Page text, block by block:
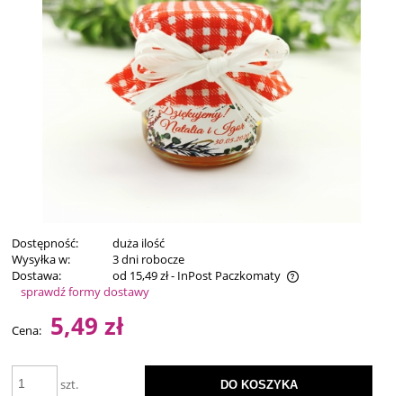
Dostępność:
duża ilość
Wysyłka w:
3 dni robocze
Dostawa:
od 15,49 zł- InPost Paczkomaty
Cena nie zawiera ewentualnych kosztów płatności
sprawdź formy dostawy
Cena: 5,49 zł
szt. DO KOSZYKA